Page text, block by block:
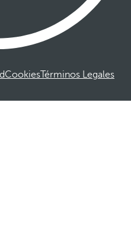
CookiesTérminos Legales